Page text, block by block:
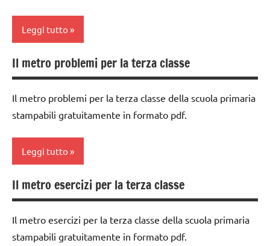
matematica
didattico
TUTTI GLI
PER ETA'
TUTTI GLI
Leggi tutto
classe
4a
dai
6
DOWNLOAD
matematica
MATEMATICA
materiale
didattico
Il metro problemi per la terza classe
Il metro problemi per la terza classe della scuola primaria
stampabili gratuitamente in formato pdf.
Leggi tutto
classe
3a
dai
6
Il metro esercizi per la terza classe
Il metro esercizi per la terza classe della scuola primaria
stampabili gratuitamente in formato pdf.